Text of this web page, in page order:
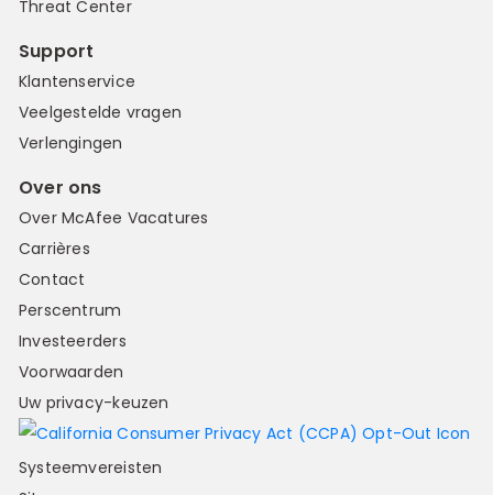
Threat Center
Support
Klantenservice
Veelgestelde vragen
Verlengingen
Over ons
Over McAfee Vacatures
Carrières
Contact
Perscentrum
Investeerders
Voorwaarden
Uw privacy-keuzen
Systeemvereisten